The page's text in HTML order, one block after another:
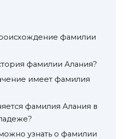
фамилии
фамилии Алания?
имеет фамилия
фамилия Алания в
узнать о фамилии